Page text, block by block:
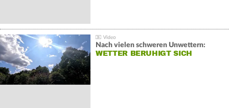
Nach vielen schweren Unwettern:
WETTER BERUHIGT SICH